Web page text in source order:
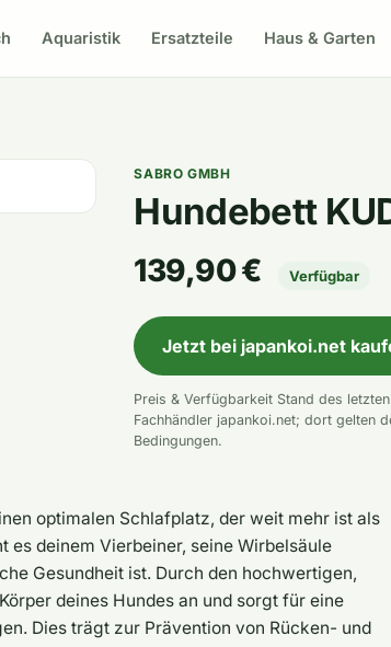
Aquaristik Ersatzteile Haus & Garten
SABRO GMBH
Hundebett
139,90 € Verfügbar
Jetzt bei japankoi.net
Preis & Verfügbarkeit Stand des
Fachhändler japankoi.net; dort gelten
Bedingungen.
optimalen Schlafplatz, der weit mehr ist als
deinem Vierbeiner, seine Wirbelsäule
Gesundheit ist. Durch den hochwertigen,
deines Hundes an und sorgt für eine
Dies trägt zur Prävention von Rücken- und